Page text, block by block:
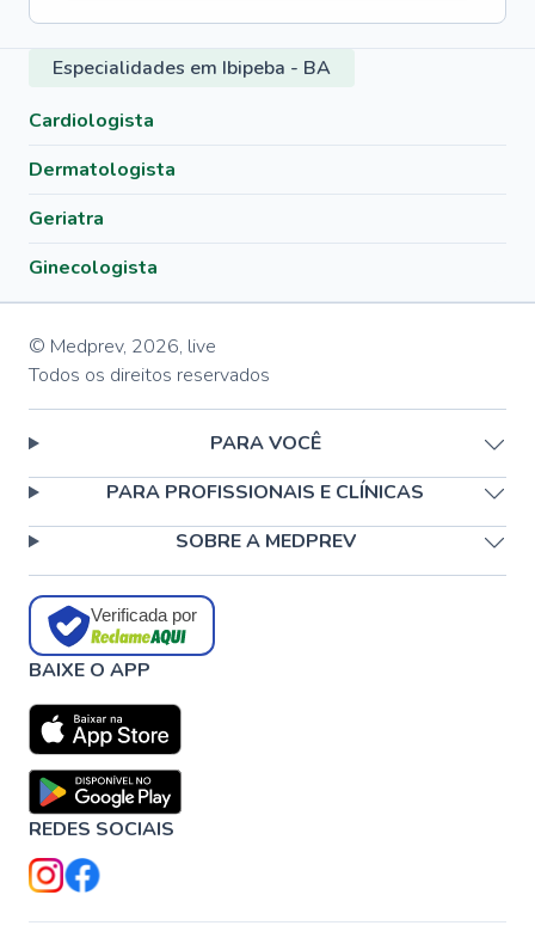
Especialidades em Ibipeba - BA
Cardiologista
Dermatologista
Geriatra
Ginecologista
© Medprev, 2026, live
Todos os direitos reservados
PARA VOCÊ
PARA PROFISSIONAIS E CLÍNICAS
SOBRE A MEDPREV
Verificada por
BAIXE O APP
REDES SOCIAIS